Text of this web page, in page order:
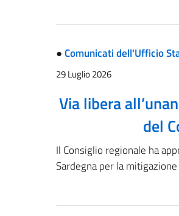
●Comunicati dell'Ufficio
29 Luglio 2026
Via libera
del
Il Consiglio regionale ha
Sardegna per la